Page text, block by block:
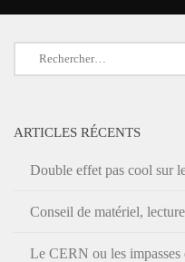
Rechercher :
ARTICLES RÉCENTS
Double effet pas cool sur
Conseil de matériel,
Le CERN ou les impasses